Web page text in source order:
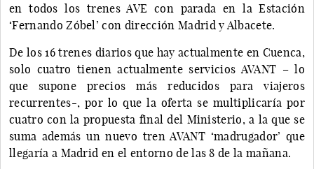
en todos los trenes AVE con parada en la Estación
‘Fernando Zóbel’ con dirección Madrid y Albacete.
De los 16 trenes diarios que hay actualmente en Cuenca,
solo cuatro tienen actualmente servicios AVANT – lo
que supone precios más reducidos para viajeros
recurrentes-, por lo que la oferta se multiplicaría por
cuatro con la propuesta final del Ministerio, a la que se
suma además un nuevo tren AVANT ‘madrugador’ que
llegaría a Madrid en el entorno de las 8 de la mañana.